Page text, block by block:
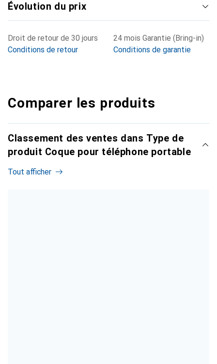
Évolution du prix
Droit de retour de 30 jours
Conditions de retour
24 mois Garantie (Bring-in)
Conditions de garantie
Comparer les produits
Classement des ventes dans Type de
produit Coque pour téléphone portable
Tout afficher